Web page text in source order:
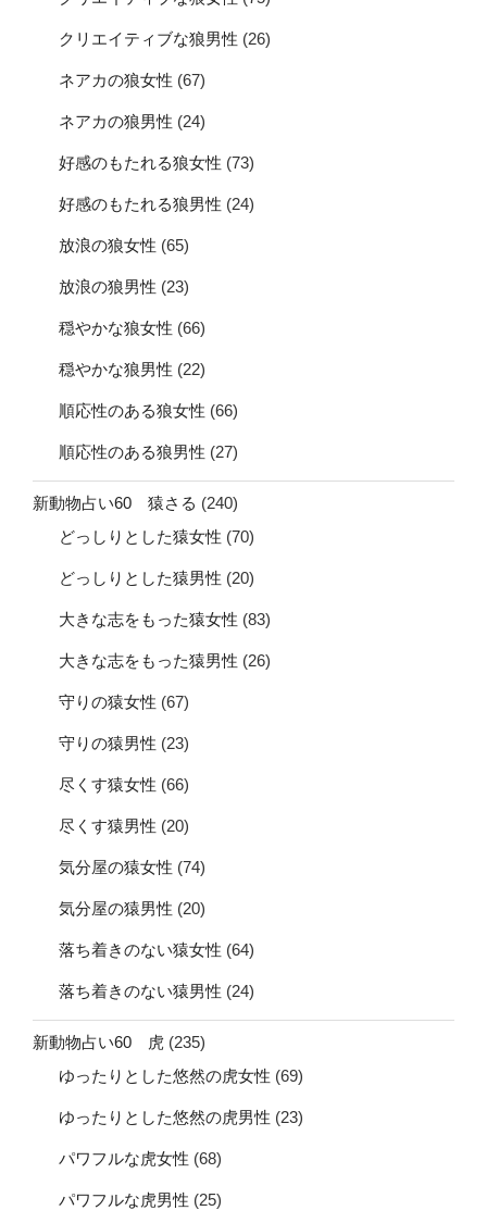
クリエイティブな狼男性 (26)
ネアカの狼女性 (67)
ネアカの狼男性 (24)
好感のもたれる狼女性 (73)
好感のもたれる狼男性 (24)
放浪の狼女性 (65)
放浪の狼男性 (23)
穏やかな狼女性 (66)
穏やかな狼男性 (22)
順応性のある狼女性 (66)
順応性のある狼男性 (27)
新動物占い60 猿さる (240)
どっしりとした猿女性 (70)
どっしりとした猿男性 (20)
大きな志をもった猿女性 (83)
大きな志をもった猿男性 (26)
守りの猿女性 (67)
守りの猿男性 (23)
尽くす猿女性 (66)
尽くす猿男性 (20)
気分屋の猿女性 (74)
気分屋の猿男性 (20)
落ち着きのない猿女性 (64)
落ち着きのない猿男性 (24)
新動物占い60 虎 (235)
ゆったりとした悠然の虎女性 (69)
ゆったりとした悠然の虎男性 (23)
パワフルな虎女性 (68)
パワフルな虎男性 (25)